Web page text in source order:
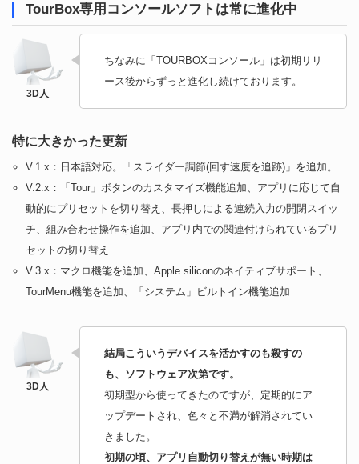
TourBox専用コンソールソフトは常に進化中
ちなみに「TOURBOXコンソール」は初期リリ
ース後からずっと進化し続けております。
特に大きかった更新
V.1.x：日本語対応。「スライダー調節(回す速度を追跡)」を追加。
V.2.x：「Tour」ボタンのカスタマイズ機能追加、アプリに応じて自
動的にプリセットを切り替え、長押しによる連続入力の開閉スイッ
チ、組み合わせ操作を追加、アプリ内での関連付けられているプリ
セットの切り替え
V.3.x：マクロ機能を追加、Apple siliconのネイティブサポート、
TourMenu機能を追加、「システム」ビルトイン機能追加
結局こういうデバイスを活かすのも殺すの
も、ソフトウェア次第です。
初期型から使ってきたのですが、定期的にア
ップデートされ、色々と不満が解消されてい
きました。
初期の頃、アプリ自動切り替えが無い時期は